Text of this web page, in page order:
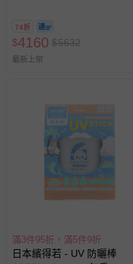
74折
$4160 $5632
最新上架
滿3件95折，滿5件9折
日本繽得若 - UV 防曬棒